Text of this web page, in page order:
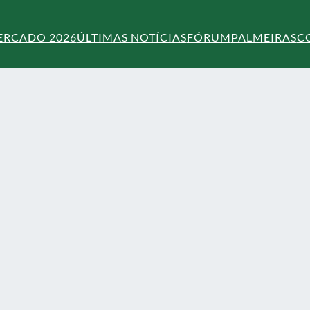
2026ÚLTIMAS NOTÍCIASFÓRUMPALMEIRAS